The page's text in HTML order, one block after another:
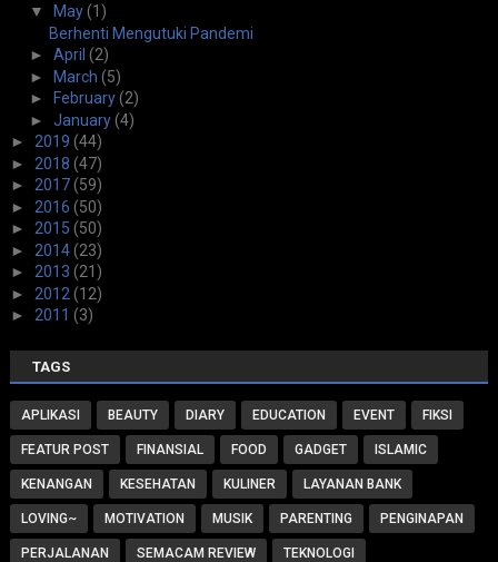
▼
May(1)
Berhenti Mengutuki Pandemi
► April (2)
► March (5)
►
February(2)
► January(4)
► 2019 (44)
► 2018 (47)
► 2017(59)
► 2016 (50)
► 2015 (50)
► 2014(23)
► 2013 (21)
► 2012 (12)
► 2011 (3)
TAGS
APLIKASI BEAUTY DIARY EDUCATION EVENT FIKSI
FEATUR POST FINANSIAL FOOD GADGET ISLAMIC
KENANGAN KESEHATAN KULINER LAYANAN BANK
LOVING~ MOTIVATION MUSIK PARENTING PENGINAPAN
PERJALANAN SEMACAM REVIEW TEKNOLOGI